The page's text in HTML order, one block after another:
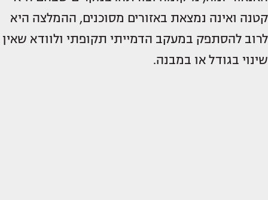
קטנה ואינה נמצאת באזורים מסוכנים, ההמלצה היא
לרוב להסתפק במעקב הדמייתי תקופתי ולוודא שאין
שינוי בגודל או במבנה.